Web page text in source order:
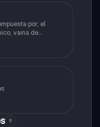
por; el
vaina de
de
terminal, botón
9